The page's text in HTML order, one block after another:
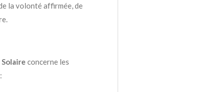
la volonté affirmée, de
concerne les